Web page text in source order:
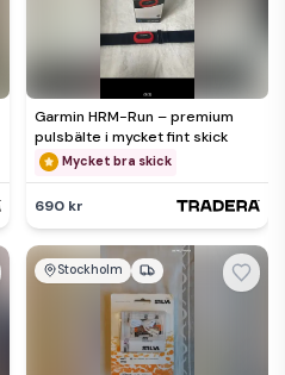
Garmin HRM-Run – premium
pulsbälte i mycket fint skick
Mycket bra skick
690 kr
Stockholm